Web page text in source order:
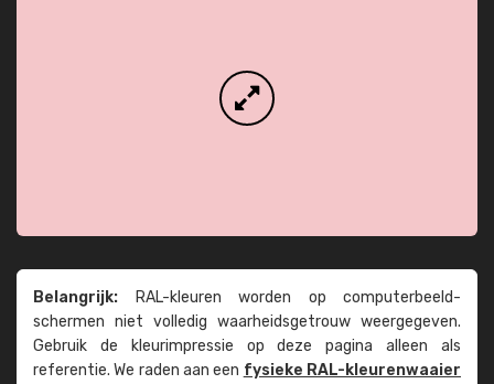
Belangrijk: RAL-kleuren worden op computer­beeld­
schermen niet volledig waarheids­­getrouw weer­gegeven.
Gebruik de kleur­impressie op deze pagina alleen als
referentie. We raden aan een fysieke RAL-kleuren­waaier